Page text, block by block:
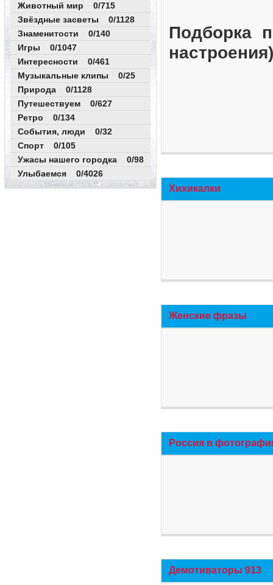
Животный мир 0/715
Звёздные засветы 0/1128
Знаменитости 0/140
Игры 0/1047
Интересности 0/461
Музыкальные клипы 0/25
Природа 0/1128
Путешествуем 0/627
Ретро 0/134
События, люди 0/32
Спорт 0/105
Ужасы нашего городка 0/98
Улыбаемся 0/4026
Подборка
Хихикалки
Женские фразы
Россия в
Демотиваторы 913